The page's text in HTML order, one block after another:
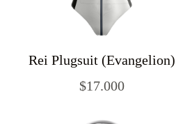
Rei Plugsuit (Evangelion)
$17.000